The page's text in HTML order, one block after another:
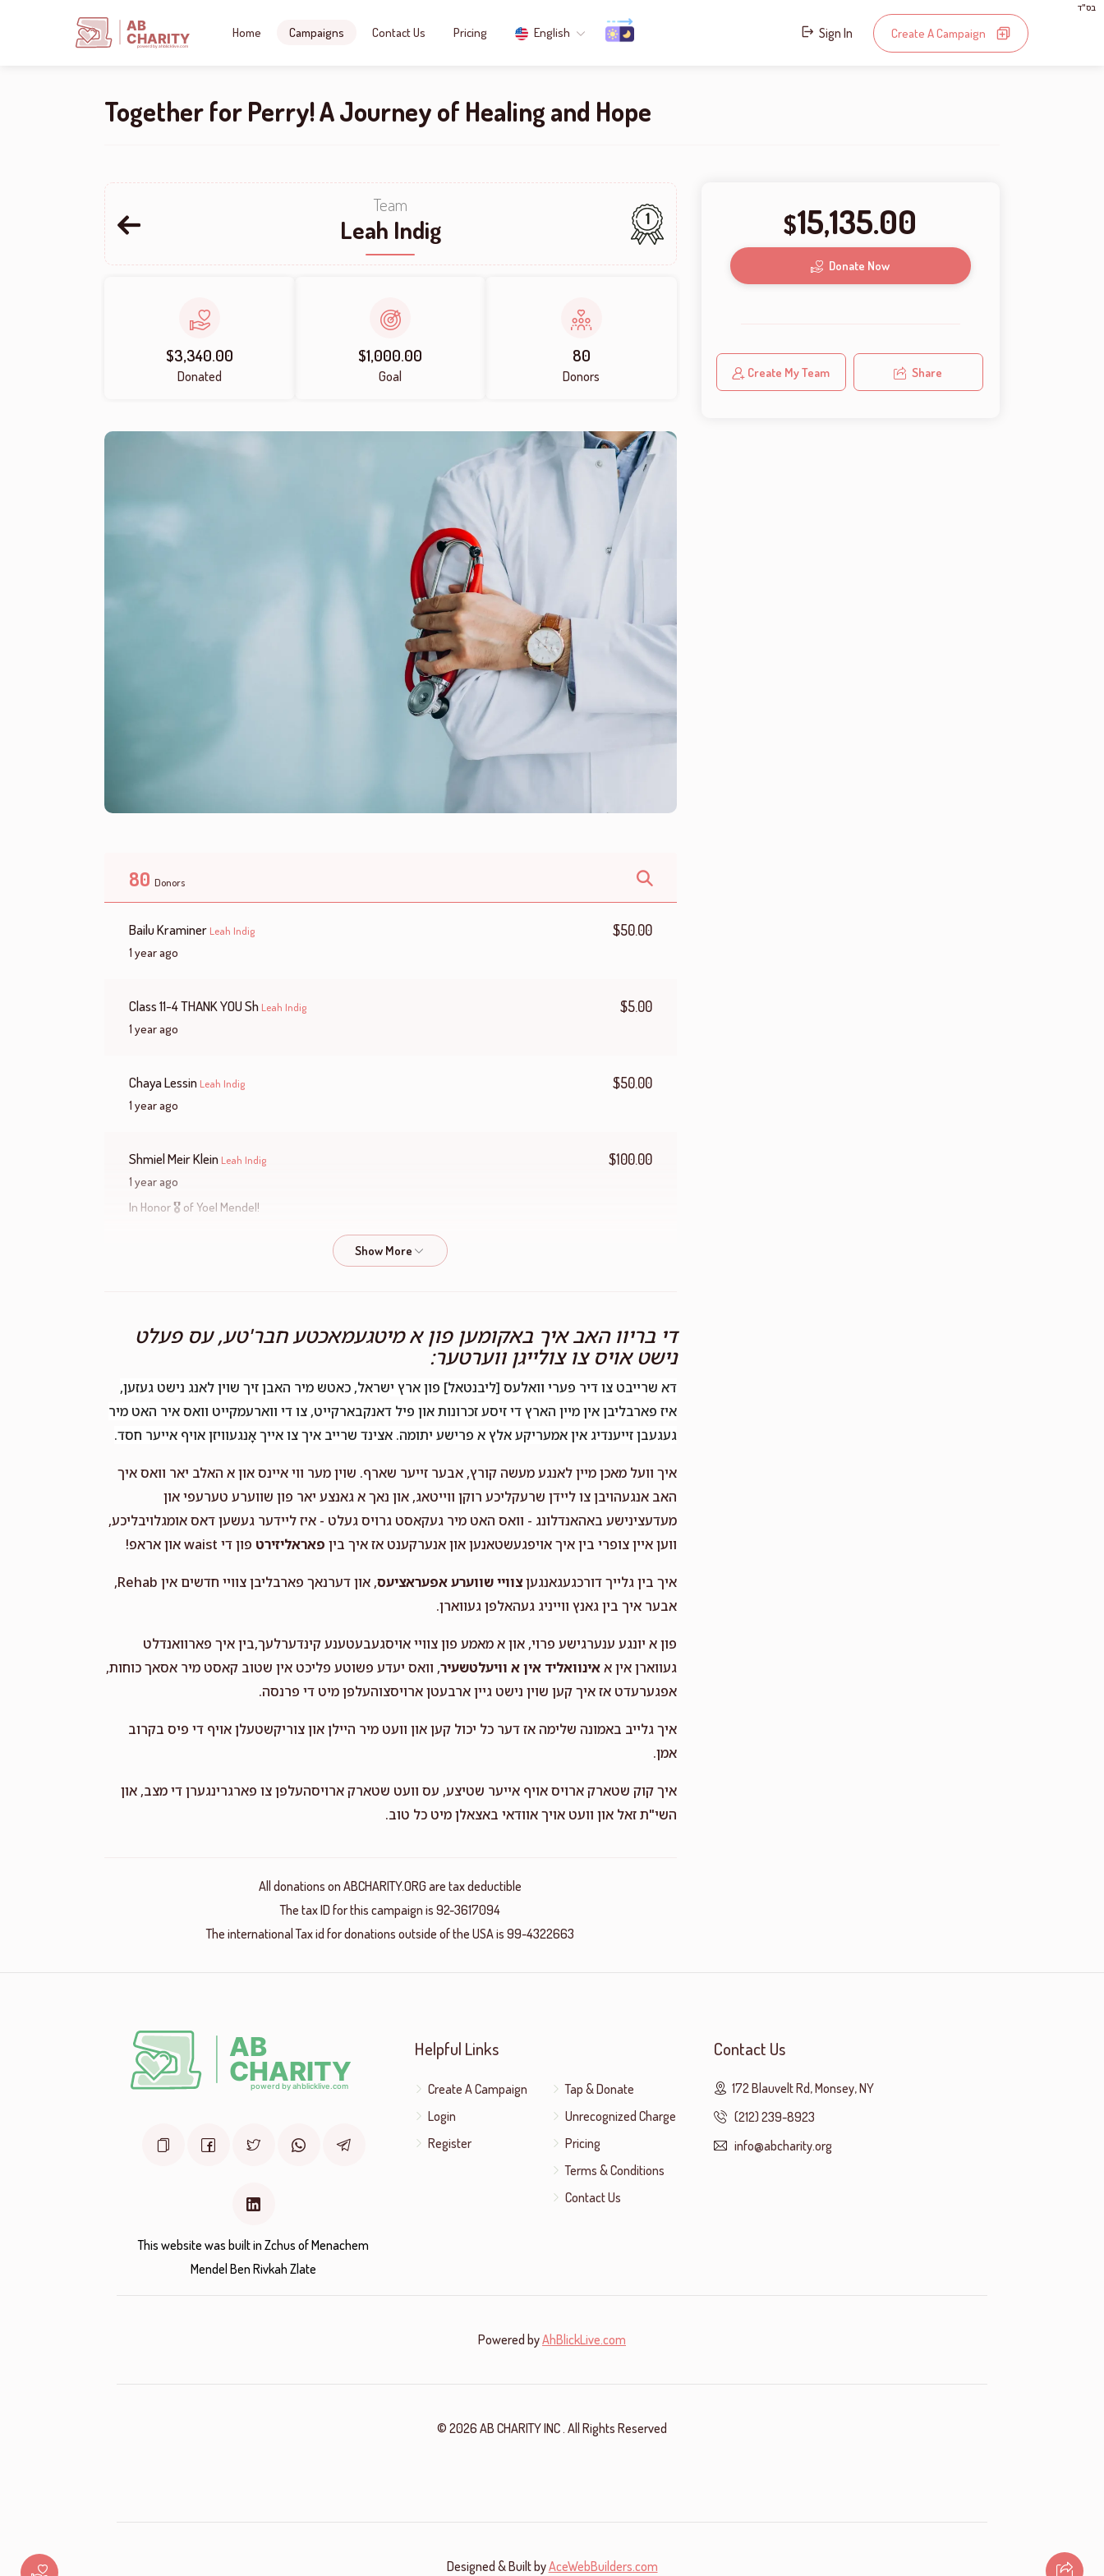
בס"ד
AB
CHARITY
powerd by ahblicklive.com
Home Campaigns Contact Us Pricing English Sign In Create A Campaign
Together for Perry! A Journey of Healing and Hope
Team
Leah Indig 1
$3,340.00
Donated
$1,000.00
Goal
80
Donors
80 Donors
Bailu Kraminer Leah Indig
1 year ago
$50.00
Class 11-4 THANK YOU Sh Leah Indig
1 year ago
$5.00
Chaya Lessin Leah Indig
1 year ago
$50.00
Shmiel Meir Klein Leah Indig
1 year ago
$100.00
In Honor 🎖 of Yoel Mendel!
Chana Weinstock Leah Indig $36.00
Chany SpielmanLeah Indig
1 year ago
$20.00
Chany Spielman Leah Indig
1 year ago
$10.00
די בריוו האב איך באקומען פון א מיטגעמאכטע חבר'טע, עס פעלט
נישט אויס צו צולייגן ווערטער:
דא שרייבט צו דיר פערי וואלעס [ליבנטאל] פון ארץ ישראל, כאטש מיר האבן זיך שוין לאנג נישט געזען,
איז פארבליבן אין מיין הארץ די זיסע זכרונות און פיל דאנקבארקייט, צו די ווארעמקייט וואס איר האט מיר
געגעבן זייענדיג אין אמעריקע אלץ א פרישע יתומה. אצינד שרייב איך צו אייך אָנגעוויזן אויף אייער חסד.
איך וועל מאכן מיין לאנגע מעשה קורץ, אבער זייער שארף. שוין מער ווי איינס און א האלב יאר וואס איך
האב אנגעהויבן צו ליידן שרעקליכע רוקן ווייטאג, און נאך א גאנצע יאר פון שווערע טערעפי און
מעדעצינישע באהאנדלונג - וואס האט מיר געקאסט גרויס געלט - איז ליידער געשען דאס אומגלויבליכע,
ווען איין צופרי בין איך אויפגעשטאנען און אנערקענט אז איך בין פאראליזירט פון די waist און אראפ!
איך בין גלייך דורכגעגאנגעןצוויי שווערע אפעראציעס
, און דערנאך פארבליבן צוויי חדשים אין Rehab,
אבער איך בין גאנץ ווייניג געהאלפן געווארן.
פון א יונגע ענערגישע פרוי, און א מאמע פון צוויי אויסגעבעטענע קינדערלעך,בין איך פארוואנדלט
געווארן אין אאינוואליד אין א וויעלטשעיר, וואס יעדע פשוטע פליכט אין שטוב קאסט מיר אסאך כוחות,
אפגערעדט אז איך קען שוין נישט גיין ארבעטן ארויסצוהעלפן מיט די פרנסה.
איך גלייב באמונה שלימה אז דער כל יכול קען און וועט מיר היילן און צוריקשטעלן אויף די פיס בקרוב
אמן.
איך קוק שטארק ארויס אויף אייער שטיצע, עס וועט שטארק ארויסהעלפן צו פארגרינגערן די מצב, און
השי"ת זאל און וועט אויך אוודאי באצאלן מיט כל טוב.
All donations on ABCHARITY.ORG are tax deductible
The tax ID for this campaign is 92-3617094
The international Tax id for donations outside of the USA is 99-4322663
$15,135.00
Donate Now
Create My Team Share
This website was built in Zchus of Menachem
Mendel Ben Rivkah Zlate
Helpful Links
Create A Campaign
Login
Register
Tap & Donate
Unrecognized Charge
Pricing
Terms & Conditions
Contact Us
Contact Us
172 Blauvelt Rd, Monsey, NY
(212) 239-8923
info@abcharity.org
Powered byAhBlickLive.com
© 2026 AB CHARITY INC . All Rights Reserved
Designed & Built byAceWebBuilders.com